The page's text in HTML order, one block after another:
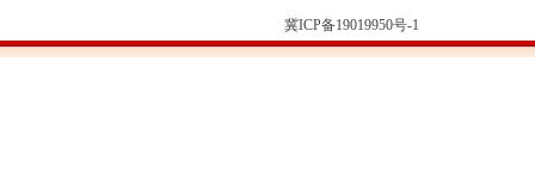
冀ICP备19019950号-1